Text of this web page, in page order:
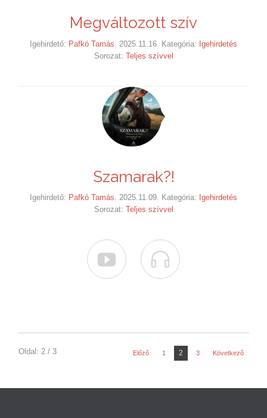
Megváltozott szív
Igehirdető: Pafkó Tamás . 2025.11.16. Kategória: Igehirdetés
Sorozat: Teljes szívvel
Szamarak?!
Igehirdető: Pafkó Tamás . 2025.11.09. Kategória: Igehirdetés
Sorozat: Teljes szívvel
 
Oldal: 2 / 3 Előző 1 2 3 Következő